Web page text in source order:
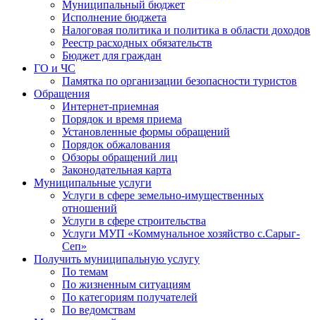
Муниципальный бюджет
Исполнение бюджета
Налоговая политика и политика в области доходов
Реестр расходных обязательств
Бюджет для граждан
ГО и ЧС
Памятка по организации безопасности туристов
Обращения
Интернет-приемная
Порядок и время приема
Установленные формы обращений
Порядок обжалования
Обзоры обращений лиц
Законодательная карта
Муниципальные услуги
Услуги в сфере земельно-имущественных
отношений
Услуги в сфере строительства
Услуги МУП «Коммунальное хозяйство с.Сарыг-
Сеп»
Получить муниципальную услугу
По темам
По жизненным ситуациям
По категориям получателей
По ведомствам